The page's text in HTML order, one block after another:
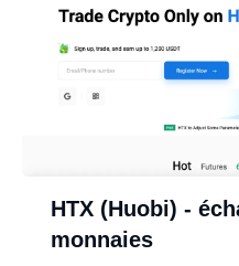
HTX (Huobi) -
monnaies